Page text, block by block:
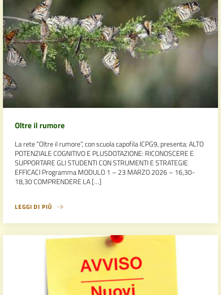
Oltre il rumore
La rete “Oltre il rumore”, con scuola capofila ICPG9, presenta: ALTO
POTENZIALE COGNITIVO E PLUSDOTAZIONE: RICONOSCERE E
SUPPORTARE GLI STUDENTI CON STRUMENTI E STRATEGIE
EFFICACI Programma MODULO 1 – 23 MARZO 2026 – 16,30-
18,30 COMPRENDERE LA […]
LEGGI DI PIÙ